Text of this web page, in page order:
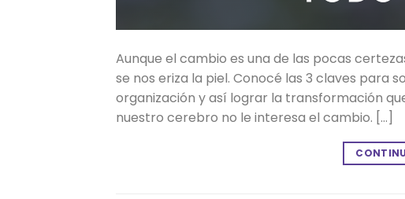
Aunque el cambio es una de las pocas
se nos eriza la piel. Conocé las 3 claves para
organización y así lograr la transformación
nuestro cerebro no le interesa el cambio. […]